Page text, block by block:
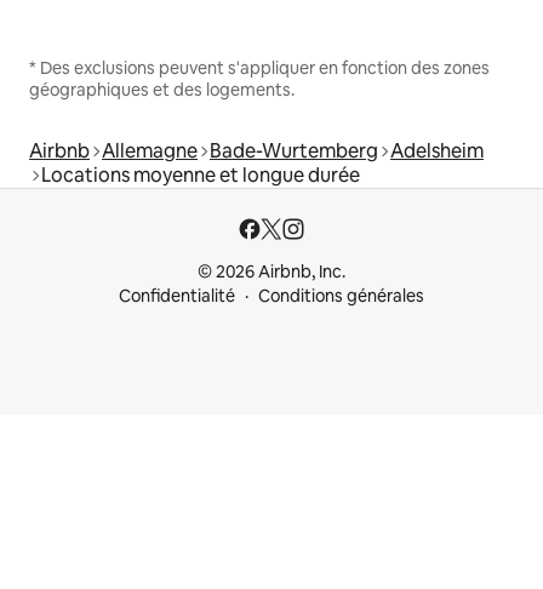
* Des exclusions peuvent s'appliquer en fonction des zones
géographiques et des logements.
Airbnb Allemagne Bade-Wurtemberg Adelsheim
Locations moyenne et longue durée
© 2026 Airbnb, Inc.
Confidentialité
Conditions générales